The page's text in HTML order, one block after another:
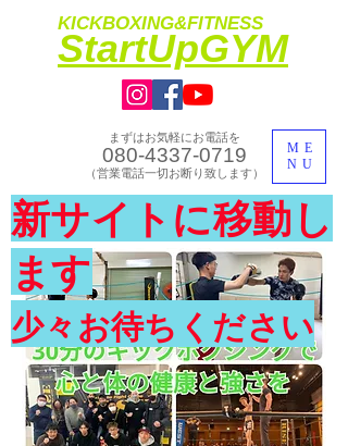
KICKBOXING&FITNESS
​StartUpGYM
ME
NU
まずはお気軽にお電話を
080-4337-0719
​（営業電話一切お断り致します）
​体験入会実施中
新サイトに移動し
ます
少々お待ちください